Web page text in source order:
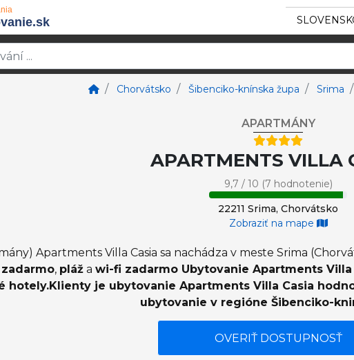
Chorvátsko Šibenciko-knínska župa Srima
APARTMÁNY
APARTMENTS VILLA
9,7 / 10 (7 hodnotenie)
22211 Srima, Chorvátsko
Zobraziť na mape
Apartments Villa Casia sa nachádza v meste Srima
, pláž a wi-fi zadarmo Ubytovanie Apartments
hotely.Klienty je ubytovanie Apartments Villa Casia
ubytovanie v regióne Šibenciko-
OVERIŤ DOSTUPNOSŤ